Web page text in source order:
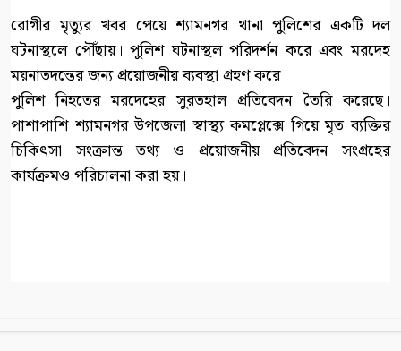
রোগীর মৃত্যুর খবর পেয়ে শ্যামনগর থানা পুলিশের একটি দল
ঘটনাস্থলে পৌঁছায়। পুলিশ ঘটনাস্থল পরিদর্শন করে এবং মরদেহ
ময়নাতদন্তের জন্য প্রয়োজনীয় ব্যবস্থা গ্রহণ করে।
পুলিশ নিহতের মরদেহের সুরতহাল প্রতিবেদন তৈরি করেছে।
পাশাপাশি শ্যামনগর উপজেলা স্বাস্থ্য কমপ্লেক্সে গিয়ে মৃত ব্যক্তির
চিকিৎসা সংক্রান্ত তথ্য ও প্রয়োজনীয় প্রতিবেদন সংগ্রহের
কার্যক্রমও পরিচালনা করা হয়।